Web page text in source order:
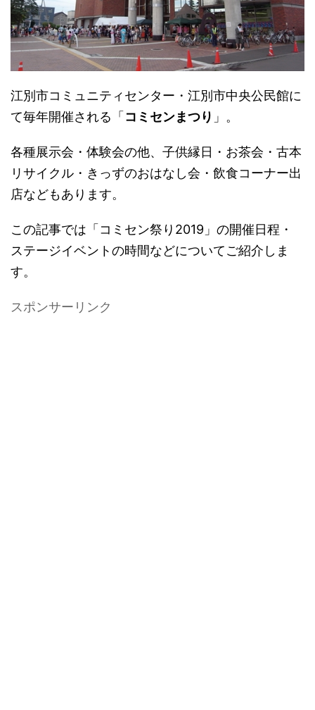
江別市コミュニティセンター・江別市中央公民館に
て毎年開催される「コミセンまつり 」。
各種展示会・体験会の他、子供縁日・お茶会・古本
リサイクル・きっずのおはなし会・飲食コーナー出
店などもあります。
この記事では「コミセン祭り2019」の開催日程・
ステージイベントの時間などについてご紹介しま
す。
スポンサーリンク